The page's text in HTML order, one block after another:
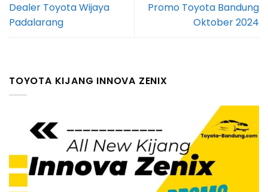
Dealer Toyota Wijaya
Padalarang
Promo Toyota Bandung
Oktober 2024
TOYOTA KIJANG INNOVA ZENIX